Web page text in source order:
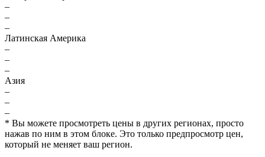
–
–
–
Латинская Америка
–
–
–
Азия
–
–
–
* Вы можете просмотреть цены в других регионах, просто
нажав по ним в этом блоке. Это только предпросмотр цен,
который не меняет ваш регион.